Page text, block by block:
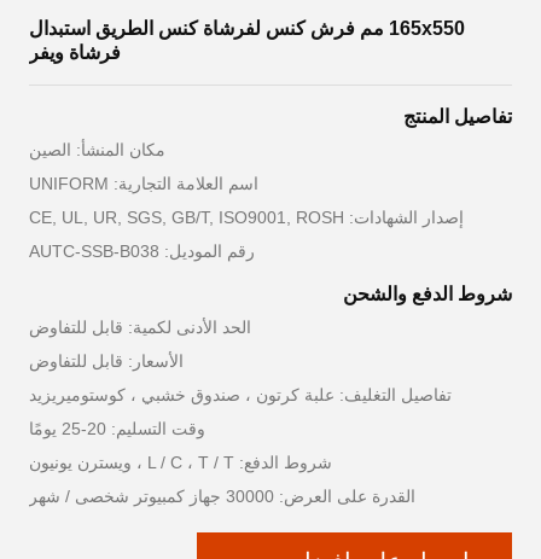
165x550 مم فرش كنس لفرشاة كنس الطريق استبدال
فرشاة ويفر
تفاصيل المنتج
مكان المنشأ: الصين
اسم العلامة التجارية: UNIFORM
إصدار الشهادات: CE, UL, UR, SGS, GB/T, ISO9001, ROSH
رقم الموديل: AUTC-SSB-B038
شروط الدفع والشحن
الحد الأدنى لكمية: قابل للتفاوض
الأسعار: قابل للتفاوض
تفاصيل التغليف: علبة كرتون ، صندوق خشبي ، كوستوميريزيد
وقت التسليم: 20-25 يومًا
شروط الدفع: L / C ، T / T ، ويسترن يونيون
القدرة على العرض: 30000 جهاز كمبيوتر شخصى / شهر